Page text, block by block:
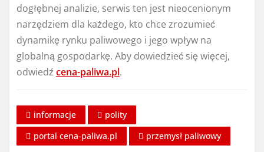
dogłębnej analizie, serwis ten jest nieocenionym
narzędziem dla każdego, kto chce zrozumieć
dynamikę rynku paliwowego i jego wpływ na
globalną gospodarkę. Aby dowiedzieć się więcej,
odwiedźcena-paliwa.pl.
informacje
polity
portal cena-paliwa.pl
przemysł paliwowy